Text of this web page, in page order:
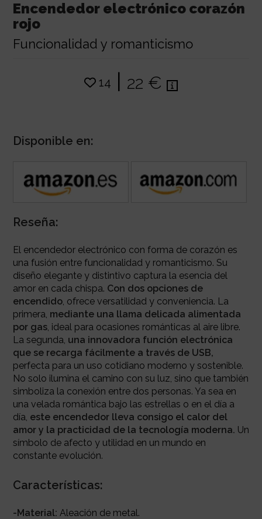
Encendedor electrónico corazón
rojo
Funcionalidad y romanticismo
14 | 22 €
Disponible en:
Reseña:
El encendedor electrónico con forma de corazón es
una fusión entre funcionalidad y romanticismo. Su
diseño elegante y distintivo captura la esencia del
amor en cada chispa. Con dos opciones de
encendido, ofrece versatilidad y conveniencia. La
primera, mediante una llama delicada alimentada
por gas, ideal para ocasiones románticas al aire libre.
La segunda, una innovadora función electrónica
que se recarga fácilmente a través de USB,
perfecta para un uso cotidiano moderno y sostenible.
No solo ilumina el camino con su luz, sino que también
simboliza la conexión entre dos personas. Ya sea en
una velada romántica bajo las estrellas o en el día a
día, este encendedor lleva consigo el calor del
amor y la practicidad de la tecnología moderna. Un
símbolo de afecto y utilidad en un mundo en
constante evolución.
Características:
-Material: Aleación de metal.